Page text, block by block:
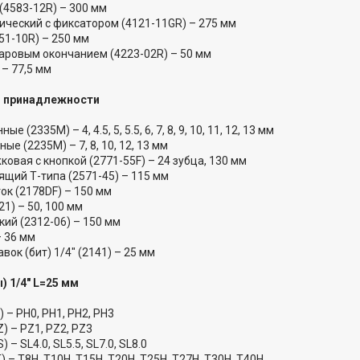
12R) – 300 мм
с фиксатором (4121-11GR) – 275 мм
10R) – 250 мм
окончанием (4223-02R) – 50 мм
77,5 мм
принадлежности
(2335M) – 4, 4.5, 5, 5.5, 6, 7, 8, 9, 10, 11, 12, 13 мм
(2235M) – 7, 8, 10, 12, 13 мм
с кнопкой (2771-55F) – 24 зубца, 130 мм
Т-типа (2571-45) – 115 мм
(2178DF) – 150 мм
– 50, 100 мм
(2312-06) – 150 мм
36 мм
(бит) 1/4" (2141) – 25 мм
1/4" L=25 мм
– PH0, PH1, PH2, PH3
– PZ1, PZ2, PZ3
– SL4.0, SL5.5, SL7.0, SL8.0